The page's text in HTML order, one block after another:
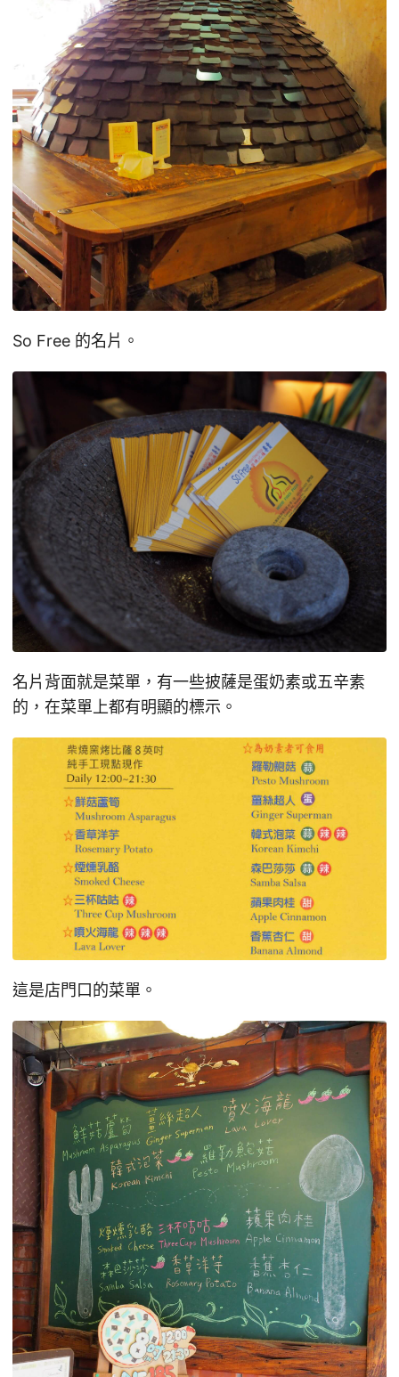
So Free 的名片。
名片背面就是菜單，有一些披薩是蛋奶素或五辛素
的，在菜單上都有明顯的標示。
這是店門口的菜單。